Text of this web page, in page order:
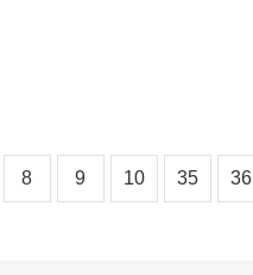
8 9 10 35 36